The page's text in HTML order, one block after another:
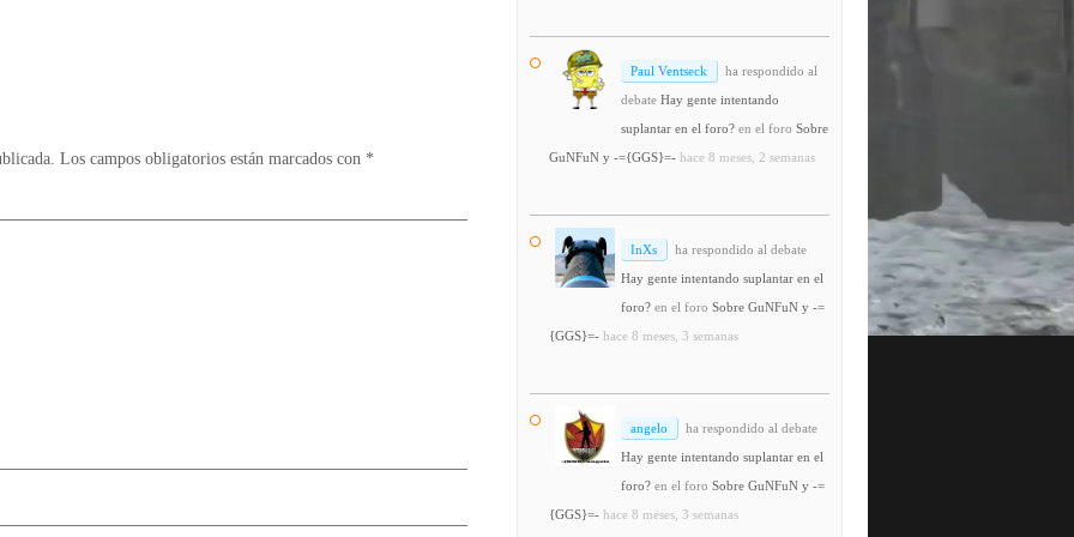
Los campos obligatorios están marcados con *
Paul Ventseck
ha respondido al
debate Hay gente intentando
suplantar en el foro? en el foro Sobre
GuNFuN y -={GGS}=- hace 8 meses, 2 semanas
InXs
ha respondido al debate
Hay gente intentando suplantar en el
foro? en el foro Sobre GuNFuN y -=
{GGS}=- hace 8 meses, 3 semanas
angelo
ha respondido al debate
Hay gente intentando suplantar en el
foro? en el foro Sobre GuNFuN y -=
{GGS}=- hace 8 meses, 3 semanas